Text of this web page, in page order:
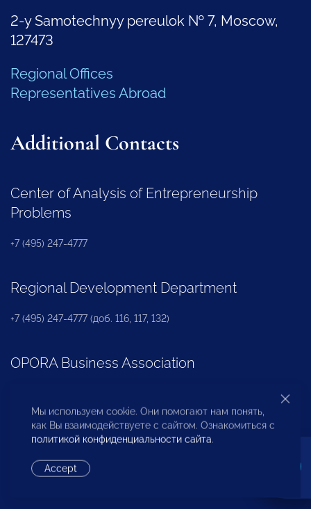
2-y Samotechnyy pereulok № 7, Moscow,
127473
Regional Offices
Representatives Abroad
Additional Contacts
Center of Analysis of Entrepreneurship
Problems
+7 (495) 247-4777
Regional Development Department
+7 (495) 247-4777 (доб. 116, 117, 132)
OPORA Business Association
Press Office
+7 (495) 247 4777 (доб. 115, 114, 113)
Мы используем cookie. Они помогают нам понять,
как Вы взаимодействуете с сайтом. Ознакомиться с
политикой конфиденциальности сайта.
Accept